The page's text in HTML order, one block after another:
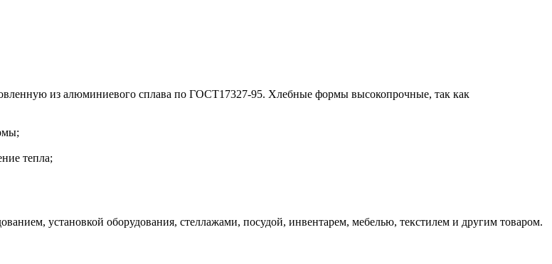
из алюминиевого сплава по ГОСТ17327-95. Хлебные формы высокопрочные, так как
тепла;
установкой оборудования, стеллажами, посудой, инвентарем, мебелью, текстилем и другим товаром.